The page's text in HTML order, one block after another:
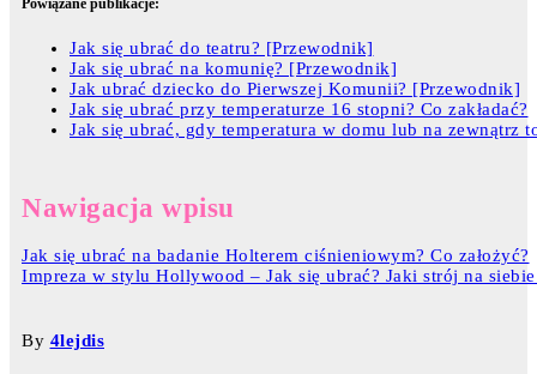
Powiązane publikacje:
Jak się ubrać do teatru? [Przewodnik]
Jak się ubrać na komunię? [Przewodnik]
Jak ubrać dziecko do Pierwszej Komunii? [Przewodnik]
Jak się ubrać przy temperaturze 16 stopni? Co zakładać?
Jak się ubrać, gdy temperatura w domu lub na zewnątrz
Nawigacja wpisu
Jak się ubrać na badanie Holterem ciśnieniowym? Co założyć?
Impreza w stylu Hollywood – Jak się ubrać? Jaki strój na
By 4lejdis